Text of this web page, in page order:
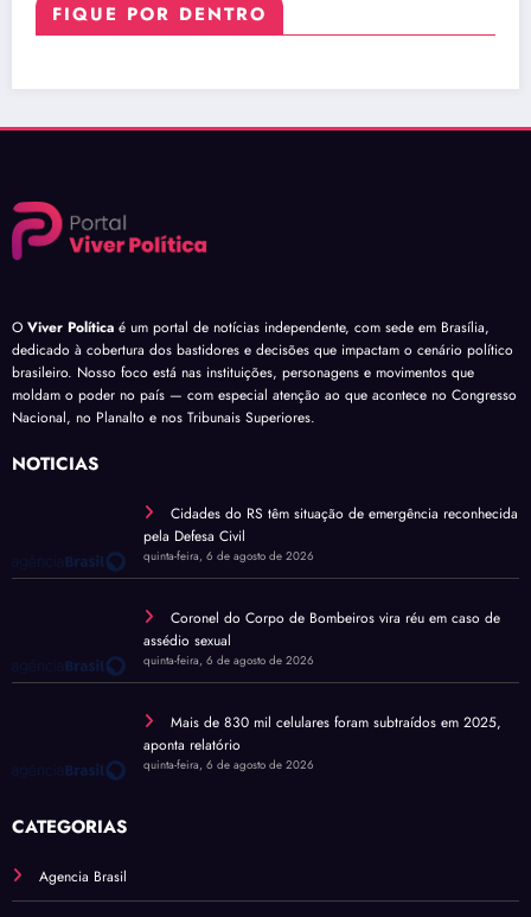
FIQUE POR DENTRO
O Viver Política é um portal de notícias independente, com sede em Brasília,
dedicado à cobertura dos bastidores e decisões que impactam o cenário político
brasileiro. Nosso foco está nas instituições, personagens e movimentos que
moldam o poder no país — com especial atenção ao que acontece no Congresso
Nacional, no Planalto e nos Tribunais Superiores.
NOTÍCIAS
Cidades do RS têm situação de emergência reconhecida
pela Defesa Civil
quinta-feira, 6 de agosto de 2026
Coronel do Corpo de Bombeiros vira réu em caso de
assédio sexual
quinta-feira, 6 de agosto de 2026
Mais de 830 mil celulares foram subtraídos em 2025,
aponta relatório
quinta-feira, 6 de agosto de 2026
CATEGORIAS
Agencia Brasil